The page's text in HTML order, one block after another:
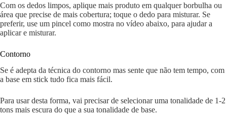
Com os dedos limpos, aplique mais produto em qualquer borbulha ou
área que precise de mais cobertura; toque o dedo para misturar. Se
preferir, use um pincel como mostra no vídeo abaixo, para ajudar a
aplicar e misturar.
Contorno
Se é adepta da técnica do contorno mas sente que não tem tempo, com
a base em stick tudo fica mais fácil.
Para usar desta forma, vai precisar de selecionar uma tonalidade de 1-2
tons mais escura do que a sua tonalidade de base.